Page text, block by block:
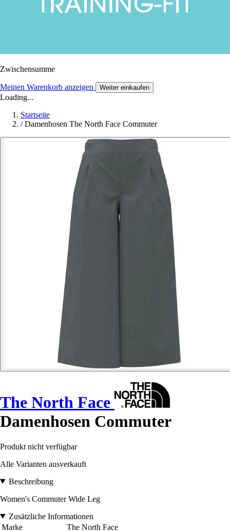
Zwischensumme
Meinen Warenkorb anzeigen Weiter einkaufen
Loading...
Startseite
/ Damenhosen The North Face Commuter
The North Face
Damenhosen Commuter
Produkt nicht verfügbar
Alle Varianten ausverkauft
Beschreibung
Women's Commuter Wide Leg
Zusätzliche Informationen
Marke
The North Face